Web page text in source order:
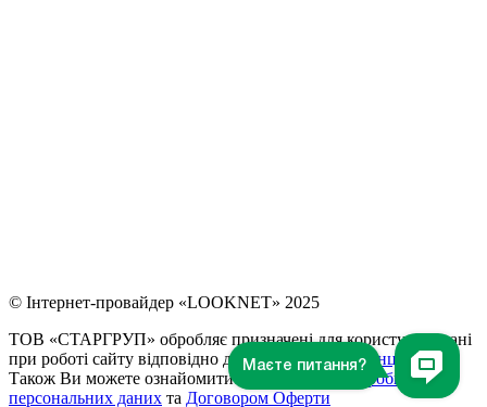
© Інтернет-провайдер «LOOKNET» 2025
ТОВ «СТАРГРУП» обробляє призначені для користувача дані
при роботі сайту відповідно доПолітики конфіденційності
Також Ви можете ознайомитися з
Політикою обробки
персональних даних та Договором Оферти